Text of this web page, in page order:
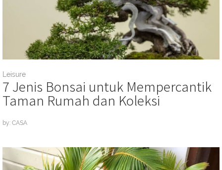
Leisure
7 Jenis Bonsai untuk Mempercantik
Taman Rumah dan Koleksi
by: CASA